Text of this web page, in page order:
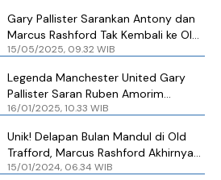
Gary Pallister Sarankan Antony dan
Marcus Rashford Tak Kembali ke Old
Trafford
15/05/2025, 09.32 WIB
Legenda Manchester United Gary
Pallister Saran Ruben Amorim
Gunakan Marcus Rashford
16/01/2025, 10.33 WIB
Unik! Delapan Bulan Mandul di Old
Trafford, Marcus Rashford Akhirnya
Bikin Gol
15/01/2024, 06.34 WIB